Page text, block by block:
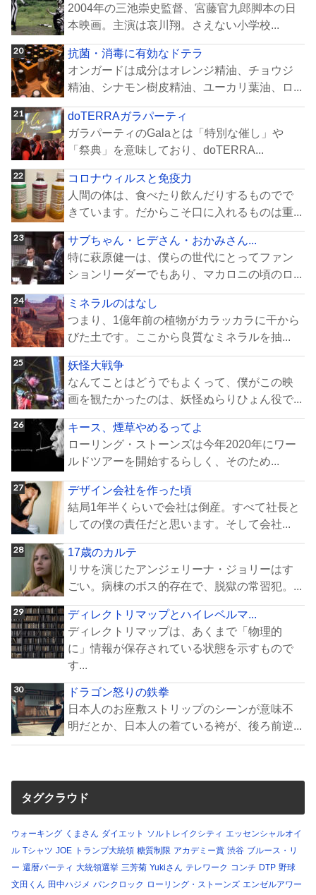
2004年の三池崇史監督、宮藤官九郎脚本の日
本映画。主演は哀川翔。さえない小学校...
抗菌・消毒に有効なドテラ
オンガードは成分はオレンジ精油、チョウジ
精油、シナモン樹皮精油、ユーカリ葉油、ロ...
doTERRAガラパーティ
ガラパーティのGalaとは「特別な催し」や
「祭典」を意味しており、doTERRA...
コロナウィルスと免疫力
人間の体は、食べたり飲んだりするものでで
きています。だからこそ口に入れるものは重...
サブちゃん・ヒデさん・おかみさん...
特に萩原健一は、僕らの世代にとってファン
ションリーダーでもあり、マカロニの頃のロ...
ミネラルのはなし
つまり、1億年前の植物がカラッカラに干から
びた土です。ここから良質なミネラルを抽...
妖怪大戦争
なんてことはどうでもよくって、僕がこの映
画を観たかったのは、妖怪ぬらりひょん役で...
キース、煙草やめるってよ
ローリング・ストーンズは今年2020年にワー
ルドツアーを開始するらしく、そのため...
デザイン会社を作った頃
結局1年半くらいで会社は倒産。すべて社長と
しての僕の責任だと思います。そして会社...
17歳のカルテ
リサを演じたアンジェリーナ・ジョリーはす
ごい。病棟のボス的存在で、脱獄の常習犯。...
ディレクトリマップとハイレベルマ...
ディレクトリマップは、あくまで「物理的
に」情報が保存されている状態を示すもので
す...
ドラゴン怒りの鉄拳
日本人のお座敷ストリップのシーンが意味不
明だとか、日本人の着ている袴が、後ろ前逆...
タグクラウド
ウォーキング くまさん ダイエット ソルトレイクシティ エッセンシャルオイ
ル Tシャツ JOE トランプ大統領 糖質制限 アカデミー賞 渋谷 ブルース・リ
ー 還暦パーティ 大統領選挙 三芳菊 Yukiさん テレワーク コンチ DTP 野球
文田くん 田中ハジメ パンクロック ローリング・ストーンズ エンゼルアワー